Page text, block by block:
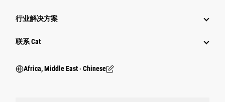
行业解决方案
行业
联系 Cat
Africa, Middle East ‧ Chinese